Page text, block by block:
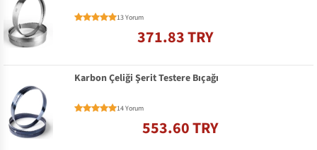
13 Yorum
371.83 TRY
Karbon Çeliği Şerit Testere Bıçağı
14 Yorum
553.60 TRY